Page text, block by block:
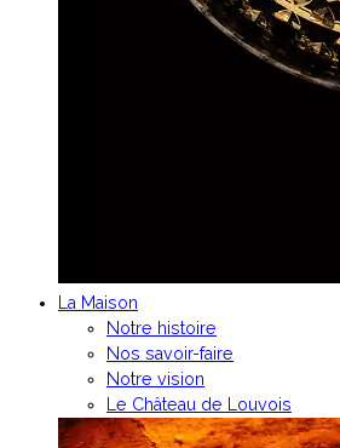
La Maison
Notre histoire
Nos savoir-faire
Notre vision
Le Château de Louvois